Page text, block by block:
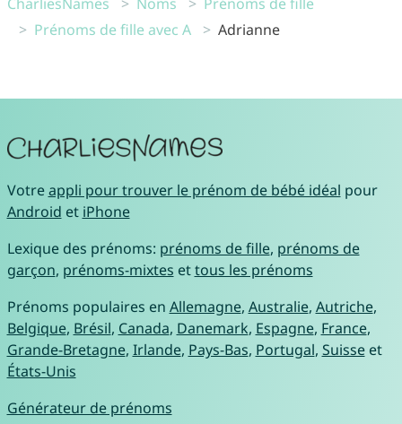
Prénoms de fille avec A
Adrianne
Votreappli pour trouver le prénom de bébé idéal pour
Android et iPhone
Lexique des prénoms: prénoms de fille, prénoms de
garçon, prénoms-mixtes ettous les prénoms
Prénoms populaires en Allemagne, Australie, Autriche,
Belgique, Brésil, Canada, Danemark, Espagne, France,
Grande-Bretagne, Irlande, Pays-Bas, Portugal, Suisseet
États-Unis
Générateur de prénoms